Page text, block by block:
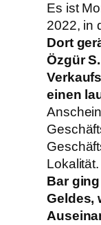
Es ist
2022, in
Dort
Özgür
einen
Lokalität.
Bar
Geldes,